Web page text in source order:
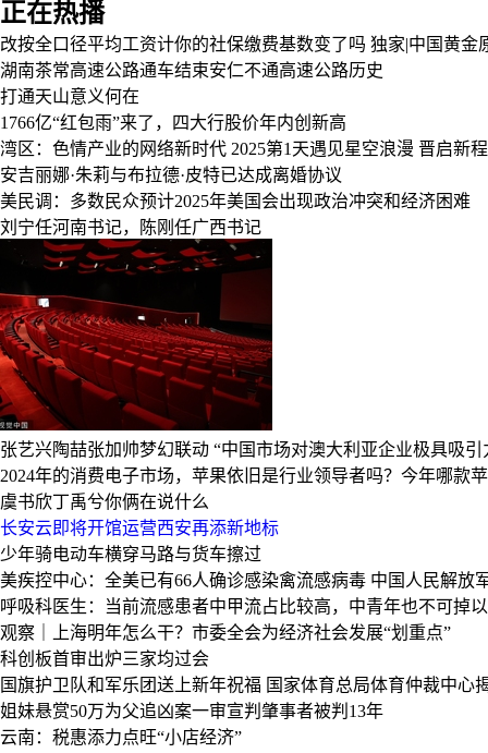
正在热播
改按全口径平均工资计你的社保缴费基数变了吗 独家|中国黄金
湖南茶常高速公路通车结束安仁不通高速公路历史
打通天山意义何在
1766亿“红包雨”来了，四大行股价年内创新高
湾区：色情产业的网络新时代 2025第1天遇见星空浪漫 晋启新
安吉丽娜·朱莉与布拉德·皮特已达成离婚协议
美民调：多数民众预计2025年美国会出现政治冲突和经济困难
刘宁任河南书记，陈刚任广西书记
张艺兴陶喆张加帅梦幻联动 “中国市场对澳大利亚企业极具吸引
2024年的消费电子市场，苹果依旧是行业领导者吗？今年哪款
虞书欣丁禹兮你俩在说什么
长安云即将开馆运营西安再添新地标
少年骑电动车横穿马路与货车擦过
美疾控中心：全美已有66人确诊感染禽流感病毒 中国人民解放
呼吸科医生：当前流感患者中甲流占比较高，中青年也不可掉
观察｜上海明年怎么干？市委全会为经济社会发展“划重点”
科创板首审出炉三家均过会
国旗护卫队和军乐团送上新年祝福 国家体育总局体育仲裁中心
姐妹悬赏50万为父追凶案一审宣判肇事者被判13年
云南：税惠添力点旺“小店经济”